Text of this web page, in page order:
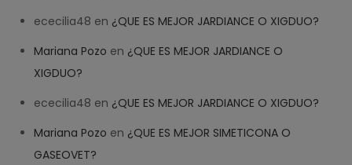
ececilia48 en ¿QUE ES MEJOR JARDIANCE O XIGDUO?
Mariana Pozo en ¿QUE ES MEJOR JARDIANCE O
XIGDUO?
ececilia48 en ¿QUE ES MEJOR JARDIANCE O XIGDUO?
Mariana Pozo en ¿QUE ES MEJOR SIMETICONA O
GASEOVET?